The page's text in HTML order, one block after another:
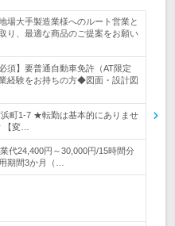
場大手製造業様へのルート営業と
り、最適な商品のご提案をお願い
須】要普通自動車免許（AT限定
経験をお持ちの方◆図面・設計図
町1-7 ★転勤は基本的にありませ
【変…
代24,400円～30,000円/15時間分
期間3か月（…